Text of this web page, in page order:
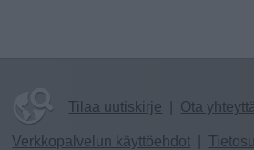
Tilaa uutiskirje Ota
Verkkopalvelun käyttöehdot